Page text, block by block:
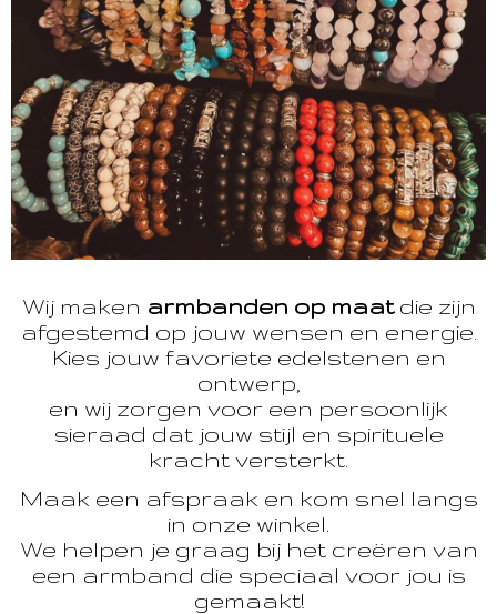
Wij maken armbanden op maatdie zijn
afgestemd op jouw wensen en energie.
Kies jouw favoriete edelstenen en
ontwerp,
en wij zorgen voor een persoonlijk
sieraad dat jouw stijl en spirituele
kracht versterkt.
Maak een afspraak en kom snel langs
in onze winkel.
We helpen je graag bij het creëren van
een armband die speciaal voor jou is
gemaakt!